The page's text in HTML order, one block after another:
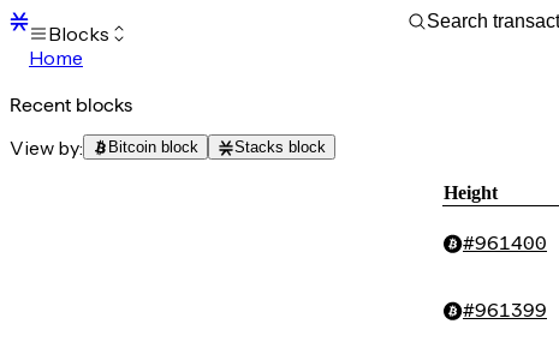
Blocks
Home
Mempool
STX
Recent blocks
View by: Bitcoin block Stacks block
Height
#961400
#961399